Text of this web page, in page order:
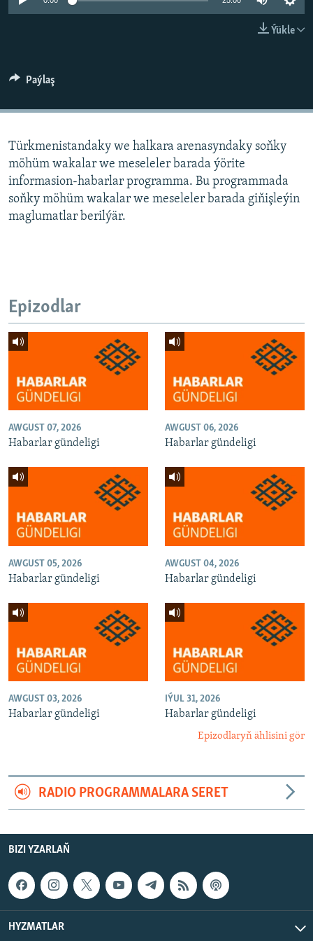
Ýükle
Paýlaş
Türkmenistandaky we halkara arenasyndaky soňky
möhüm wakalar we meseleler barada ýörite
informasion-habarlar programma. Bu programmada
soňky möhüm wakalar we meseleler barada giňişleýin
maglumatlar berilýär.
Epizodlar
AWGUST 07, 2026
Habarlar gündeligi
AWGUST 06, 2026
Habarlar gündeligi
AWGUST 05, 2026
Habarlar gündeligi
AWGUST 04, 2026
Habarlar gündeligi
AWGUST 03, 2026
Habarlar gündeligi
IÝUL 31, 2026
Habarlar gündeligi
Epizodlaryň ählisini gör
RADIO PROGRAMMALARA SERET
BIZI YZARLAŇ
HYZMATLAR